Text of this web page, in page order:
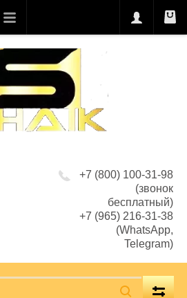
+7 (800) 100-31-98
(звонок
бесплатный)
+7 (965) 216-31-38
(WhatsApp,
Telegram)